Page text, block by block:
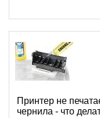
Принтер не
чернила - что